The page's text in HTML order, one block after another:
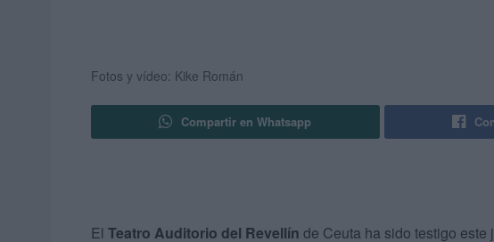
Fotos y vídeo: Kike Román
Compartir en Whatsapp
El Teatro Auditorio del Revellín de Ceuta ha sido testigo este